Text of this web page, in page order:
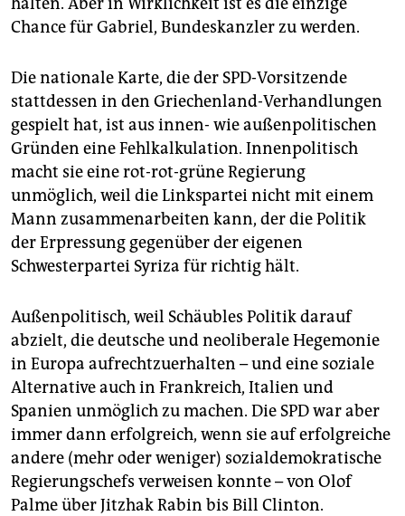
Chance für Gabriel, Bundeskanzler zu werden.
Die nationale Karte, die der SPD-Vorsitzende
stattdessen in den Griechenland-Verhandlungen
gespielt hat, ist aus innen- wie außenpolitischen
Gründen eine Fehlkalkulation. Innenpolitisch
macht sie eine rot-rot-grüne Regierung
unmöglich, weil die Linkspartei nicht mit einem
Mann zusammenarbeiten kann, der die Politik
der Erpressung gegenüber der eigenen
Schwesterpartei Syriza für richtig hält.
Außenpolitisch, weil Schäubles Politik darauf
abzielt, die deutsche und neoliberale Hegemonie
in Europa aufrechtzuerhalten – und eine soziale
Alternative auch in Frankreich, Italien und
Spanien unmöglich zu machen. Die SPD war aber
immer dann erfolgreich, wenn sie auf erfolgreiche
andere (mehr oder weniger) sozialdemokratische
Regierungschefs verweisen konnte – von Olof
Palme über Jitzhak Rabin bis Bill Clinton.